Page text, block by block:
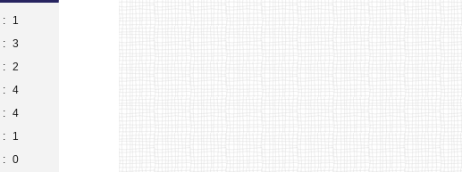
:
1
: 3
: 2
: 4
: 4
:
1
: 0